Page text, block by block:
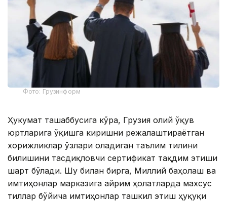
Фото: Грузинформ
Ҳукумат ташаббусига кўра, Грузия олий ўқув
юртларига ўқишга киришни режалаштираётган
хорижликлар ўзлари оладиган таълим тилини
билишини тасдиқловчи сертификат тақдим этиши
шарт бўлади. Шу билан бирга, Миллий баҳолаш ва
имтиҳонлар марказига айрим ҳолатларда махсус
тиллар бўйича имтиҳонлар ташкил этиш ҳуқуқи